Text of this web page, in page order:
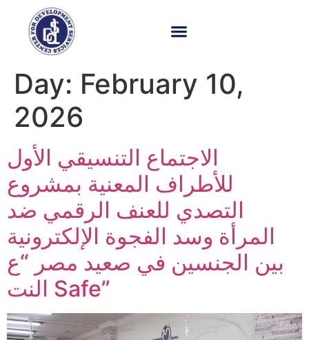
Day: February 10,
2026
الاجتماع التنسيقي الأول
للأطراف المعنية بمشروع
التصدي للعنف الرقمي ضد
المرأة وسد الفجوة الإلكترونية
بين الجنسين في صعيد مصر “ع
النت Safe”